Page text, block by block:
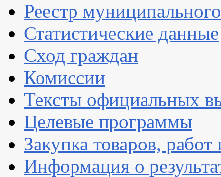
Реестр
Статистические данные
Сход граждан
Комиссии
Тексты официальных
Целевые программы
Закупка товаров, работ
Информация о